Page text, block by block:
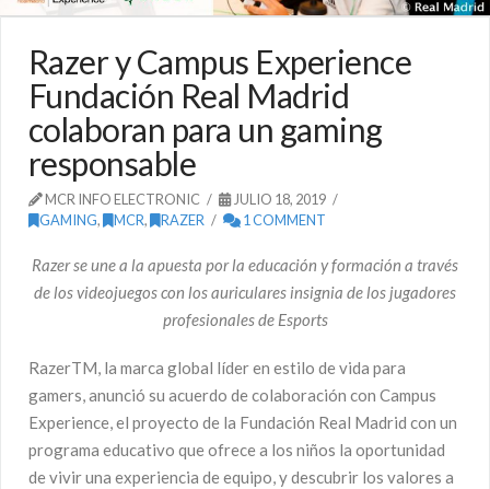
Razer y Campus Experience
Fundación Real Madrid
colaboran para un gaming
responsable
MCR INFO ELECTRONIC
JULIO 18, 2019
GAMING, MCR, RAZER 1 COMMENT
Razer se une a la apuesta por la educación y formación a través
de los videojuegos con los auriculares insignia de los jugadores
profesionales de Esports
RazerTM, la marca global líder en estilo de vida para
gamers, anunció su acuerdo de colaboración con Campus
Experience, el proyecto de la Fundación Real Madrid con un
programa educativo que ofrece a los niños la oportunidad
de vivir una experiencia de equipo, y descubrir los valores a